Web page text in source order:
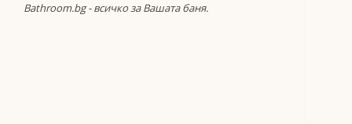
Bathroom.bg - всичко за Вашата баня.